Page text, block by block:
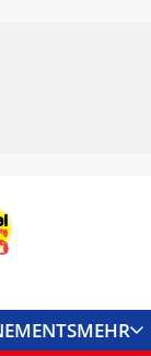
MEHR